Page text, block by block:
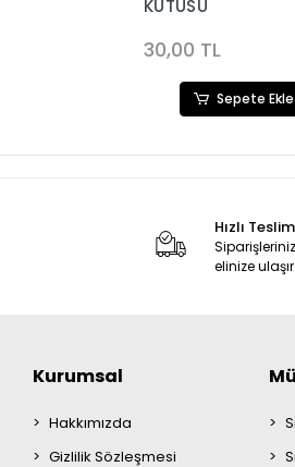
KUTUSU
30,00 TL
Sepete Ekle
Hızlı
elinize ulaşır.
Kurumsal
Hakkımızda
Gizlilik Sözleşmesi